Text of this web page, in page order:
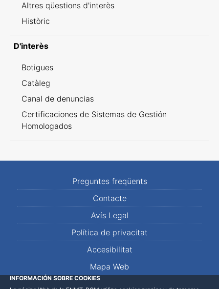
Altres qüestions d'interès
Històric
D'interès
Botigues
Catàleg
Canal de denuncias
Certificaciones de Sistemas de Gestión
Homologados
Preguntes freqüents
Contacte
Avís Legal
Política de privacitat
Accesibilitat
Mapa Web
INFORMACIÓN SOBRE COOKIES